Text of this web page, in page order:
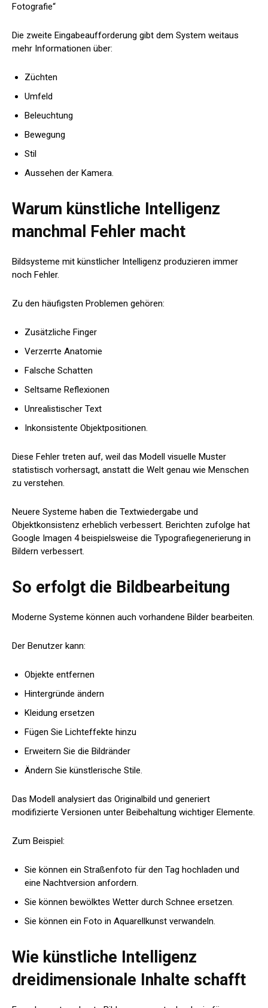
Fotografie“
Die zweite Eingabeaufforderung gibt dem System weitaus
mehr Informationen über:
Züchten
Umfeld
Beleuchtung
Bewegung
Stil
Aussehen der Kamera.
Warum künstliche Intelligenz
manchmal Fehler macht
Bildsysteme mit künstlicher Intelligenz produzieren immer
noch Fehler.
Zu den häufigsten Problemen gehören:
Zusätzliche Finger
Verzerrte Anatomie
Falsche Schatten
Seltsame Reflexionen
Unrealistischer Text
Inkonsistente Objektpositionen.
Diese Fehler treten auf, weil das Modell visuelle Muster
statistisch vorhersagt, anstatt die Welt genau wie Menschen
zu verstehen.
Neuere Systeme haben die Textwiedergabe und
Objektkonsistenz erheblich verbessert. Berichten zufolge hat
Google Imagen 4 beispielsweise die Typografiegenerierung in
Bildern verbessert.
So erfolgt die Bildbearbeitung
Moderne Systeme können auch vorhandene Bilder bearbeiten.
Der Benutzer kann:
Objekte entfernen
Hintergründe ändern
Kleidung ersetzen
Fügen Sie Lichteffekte hinzu
Erweitern Sie die Bildränder
Ändern Sie künstlerische Stile.
Das Modell analysiert das Originalbild und generiert
modifizierte Versionen unter Beibehaltung wichtiger Elemente.
Zum Beispiel:
Sie können ein Straßenfoto für den Tag hochladen und
eine Nachtversion anfordern.
Sie können bewölktes Wetter durch Schnee ersetzen.
Sie können ein Foto in Aquarellkunst verwandeln.
Wie künstliche Intelligenz
dreidimensionale Inhalte schafft